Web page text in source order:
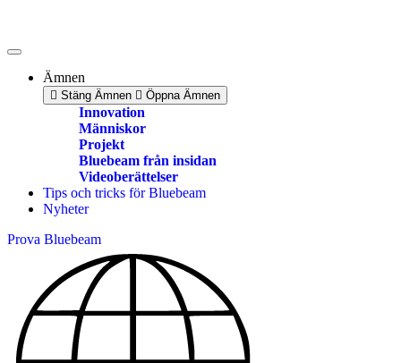
content
Ämnen
Stäng Ämnen Öppna Ämnen
Innovation
Människor
Projekt
Bluebeam från insidan
Videoberättelser
Tips och tricks för Bluebeam
Nyheter
Prova Bluebeam